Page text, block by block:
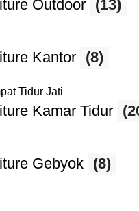
Outdoor (13)
Kantor (8)
Kamar Tidur
Gebyok (8)